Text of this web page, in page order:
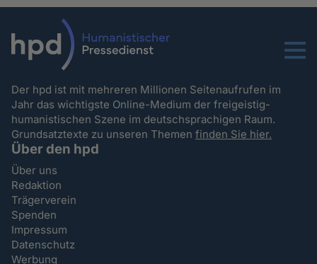
Menu
Der hpd ist mit mehreren Millionen Seitenaufrufen im
Jahr das wichtigste Online-Medium der freigeistig-
humanistischen Szene im deutschsprachigen Raum.
Grundsatztexte zu unseren Themenfinden Sie hier.
Über den hpd
Über uns
Redaktion
Trägerverein
Spenden
Impressum
Datenschutz
Werbung